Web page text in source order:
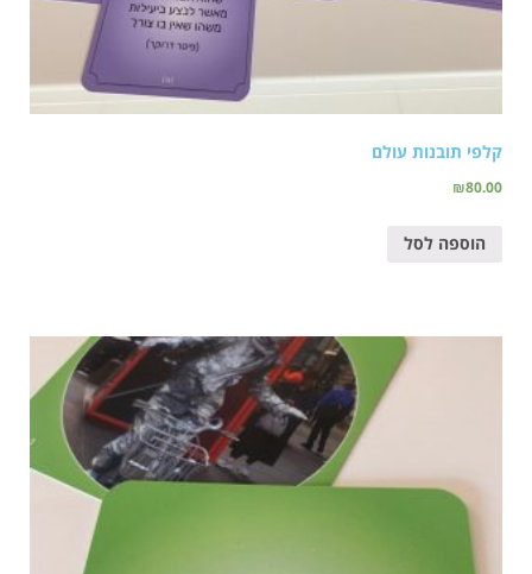
קלפי תובנות עולם
₪80.00
הוספה לסל